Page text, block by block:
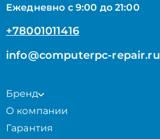
Ежедневно с 9:00 до 21:00
+78001011416
info@computerpc-repair.ru
Бренд
О компании
Гарантия